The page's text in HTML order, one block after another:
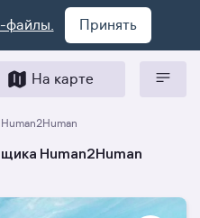
файлы. Принять
На карте
Human2Human